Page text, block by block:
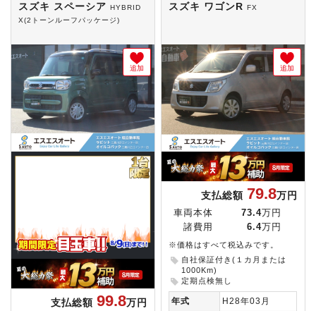
スズキ スペーシア HYBRID
X(2トーンルーフパッケージ)
追加
支払総額 99.8万円
スズキ ワゴンRFX
追加
支払総額 79.8万円
車両本体 73.4万円
諸費用
6.4万円
※価格はすべて税込みです。
自社保証付き(１カ月または
1000Km)
定期点検無し
年式
H28年03月